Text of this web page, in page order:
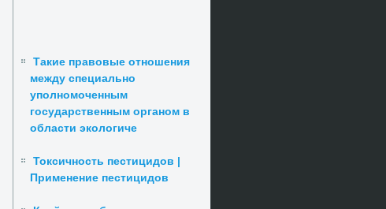
Такие правовые отношения
между специально
уполномоченным
государственным органом в
области экологиче
Токсичность пестицидов |
Применение пестицидов